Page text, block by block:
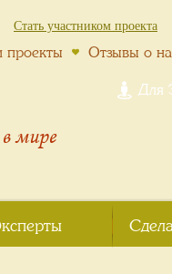
в мире
Стать участником проекта
Отзывы о
Для